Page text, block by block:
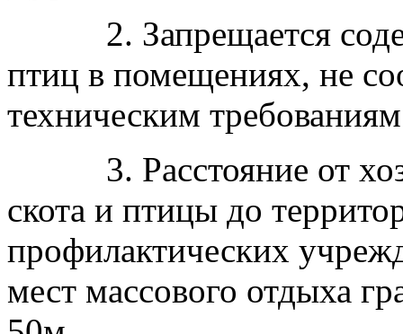
2. Запрещается
птиц в помещениях, не
техническим
3. Расстояние от
скота и птицы до
профилактических
мест массового отдыха